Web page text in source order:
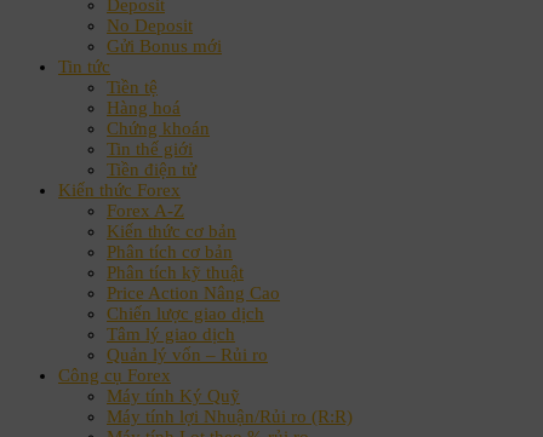
Deposit
No Deposit
Gửi Bonus mới
Tin tức
Tiền tệ
Hàng hoá
Chứng khoán
Tin thế giới
Tiền điện tử
Kiến thức Forex
Forex A-Z
Kiến thức cơ bản
Phân tích cơ bản
Phân tích kỹ thuật
Price Action Nâng Cao
Chiến lược giao dịch
Tâm lý giao dịch
Quản lý vốn – Rủi ro
Công cụ Forex
Máy tính Ký Quỹ
Máy tính lợi Nhuận/Rủi ro (R:R)